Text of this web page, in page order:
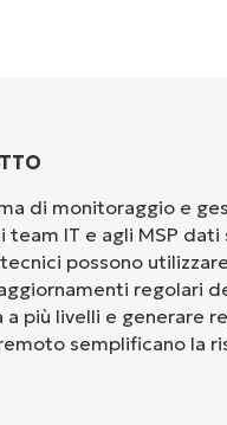
di monitoraggio e
IT e agli MSP dati
possono
regolari
più livelli e generare
semplificano la